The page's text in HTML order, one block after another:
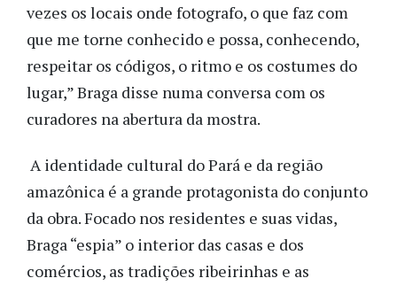
vezes os locais onde fotografo, o que faz com
que me torne conhecido e possa, conhecendo,
respeitar os códigos, o ritmo e os costumes do
lugar,” Braga disse numa conversa com os
curadores na abertura da mostra.
A identidade cultural do Pará e da região
amazônica é a grande protagonista do conjunto
da obra. Focado nos residentes e suas vidas,
Braga “espia” o interior das casas e dos
comércios, as tradições ribeirinhas e as